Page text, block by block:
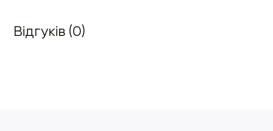
Відгуків (0)